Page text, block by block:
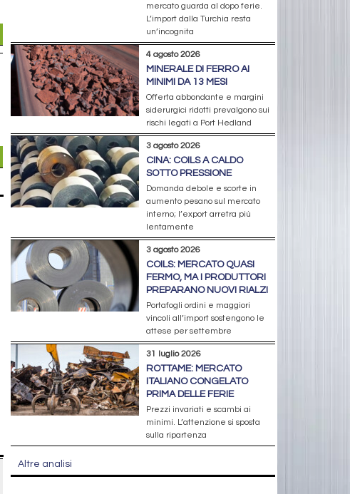
mercato guarda al dopo ferie.
L’import dalla Turchia resta
un’incognita
4 agosto 2026
MINERALE DI FERRO AI
MINIMI DA 13 MESI
Offerta abbondante e margini
siderurgici ridotti prevalgono sui
rischi legati a Port Hedland
3 agosto 2026
CINA: COILS A CALDO
SOTTO PRESSIONE
Domanda debole e scorte in
aumento pesano sul mercato
interno; l’export arretra più
lentamente
3 agosto 2026
COILS: MERCATO QUASI
FERMO, MA I PRODUTTORI
PREPARANO NUOVI RIALZI
Portafogli ordini e maggiori
vincoli all’import sostengono le
attese per settembre
31 luglio 2026
ROTTAME: MERCATO
ITALIANO CONGELATO
PRIMA DELLE FERIE
Prezzi invariati e scambi ai
minimi. L’attenzione si sposta
sulla ripartenza
Altre analisi